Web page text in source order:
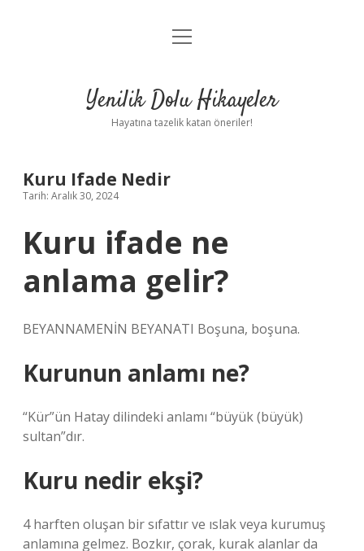
Anasayfa
Yasal Uyarı
menüyü
Yenilik Dolu Hikayeler
Hayatına tazelik katan öneriler!
Kuru Ifade Nedir
Tarih: Aralık 30, 2024
Kuru ifade ne
anlama gelir?
BEYANNAMENİN BEYANATI Boşuna, boşuna.
Kurunun anlamı ne?
“Kür”ün Hatay dilindeki anlamı “büyük (büyük)
sultan”dır.
Kuru nedir ekşi?
4 harften oluşan bir sıfattır ve ıslak veya kurumuş
anlamına gelmez. Bozkır, çorak, kurak alanlar da